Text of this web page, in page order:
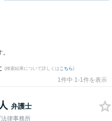
(検索結果について詳しくは こちら)
1件中 1-1件を表示
弁護士
律事務所